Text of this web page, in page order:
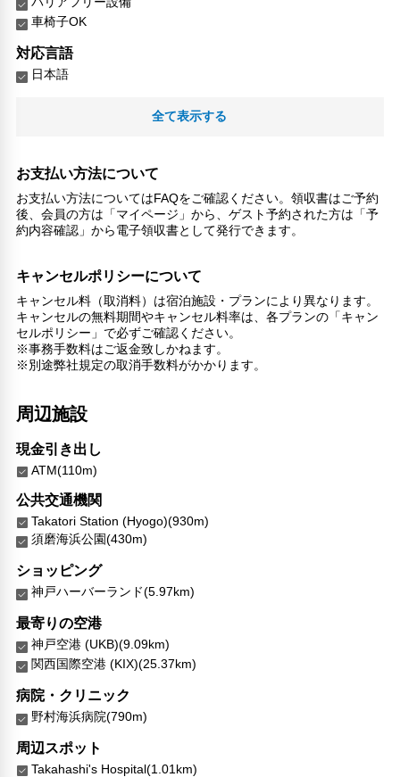
車椅子OK
対応言語
日本語
ロッカー
セーフティボックス（フロント）
禁煙
24時間セキュリティ
全て表示する
お支払い方法について
お支払い方法についてはFAQをご確認ください。領収書はご予約
後、会員の方は「マイページ」から、ゲスト予約された方は「予
約内容確認」から電子領収書として発行できます。
キャンセルポリシーについて
キャンセル料（取消料）は宿泊施設・プランにより異なります。
キャンセルの無料期間やキャンセル料率は、各プランの「キャン
セルポリシー」で必ずご確認ください。
※事務手数料はご返金致しかねます。
※別途弊社規定の取消手数料がかかります。
周辺施設
現金引き出し
ATM(110m)
公共交通機関
Takatori Station (Hyogo)(930m)
須磨海浜公園(430m)
ショッピング
神戸ハーバーランド(5.97km)
最寄りの空港
神戸空港 (UKB)(9.09km)
関西国際空港 (KIX)(25.37km)
病院・クリニック
野村海浜病院(790m)
周辺スポット
Takahashi's Hospital(1.01km)